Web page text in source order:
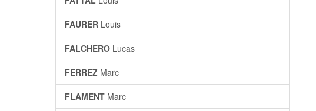
FAURER Louis
FALCHERO Lucas
FERREZ Marc
FLAMENT Marc